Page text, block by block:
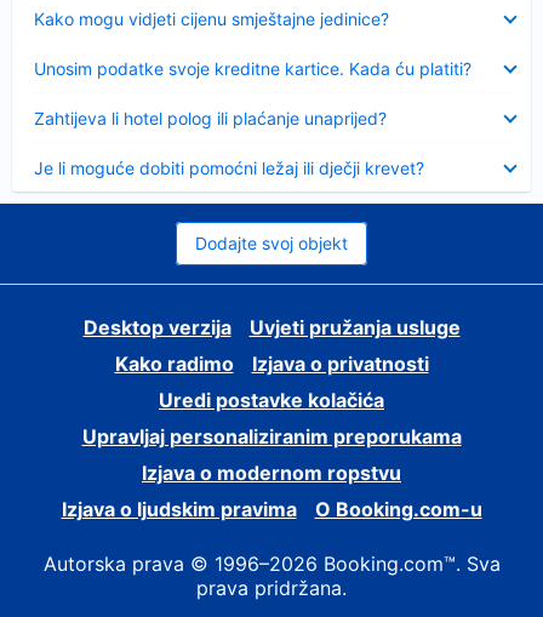
Kako mogu vidjeti cijenu smještajne jedinice?
Unosim podatke svoje kreditne kartice. Kada ću platiti?
Zahtijeva li hotel polog ili plaćanje unaprijed?
Je li moguće dobiti pomoćni ležaj ili dječji krevet?
Dodajte svoj objekt
Desktop verzija
Uvjeti pružanja usluge
Kako radimo
Izjava o privatnosti
Uredi postavke kolačića
Upravljaj personaliziranim preporukama
Izjava o modernom ropstvu
Izjava o ljudskim pravima
O Booking.com-u
Autorska prava © 1996–2026 Booking.com™. Sva
prava pridržana.